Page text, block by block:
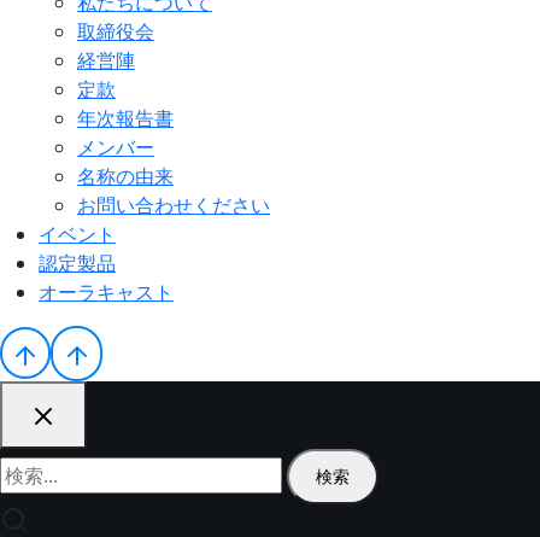
取締役会
経営陣
定款
年次報告書
メンバー
名称の由来
お問い合わせください
イベント
認定製品
オーラキャスト
検
索: